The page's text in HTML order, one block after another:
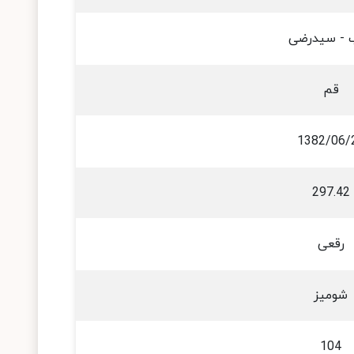
- سیدرضی
قم
1382/06/
297.42
رقعی
شومیز
104